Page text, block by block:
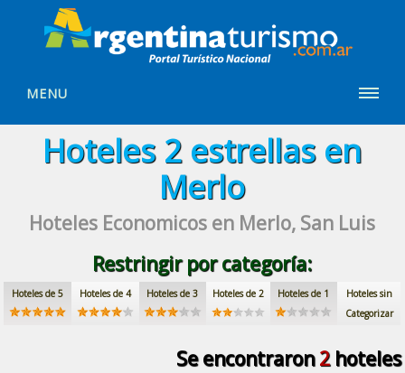
MENU
Hoteles 2 estrellasen
Merlo
Hoteles Economicos en Merlo, San Luis
Restringir por categoría:
Hoteles de 5 Hoteles de 4 Hoteles de 3 Hoteles de 2 Hoteles de 1
Hoteles sin
Categorizar
Se encontraron2hoteles